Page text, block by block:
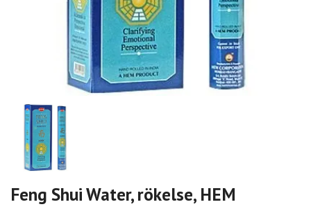
Feng Shui Water, rökelse, HEM